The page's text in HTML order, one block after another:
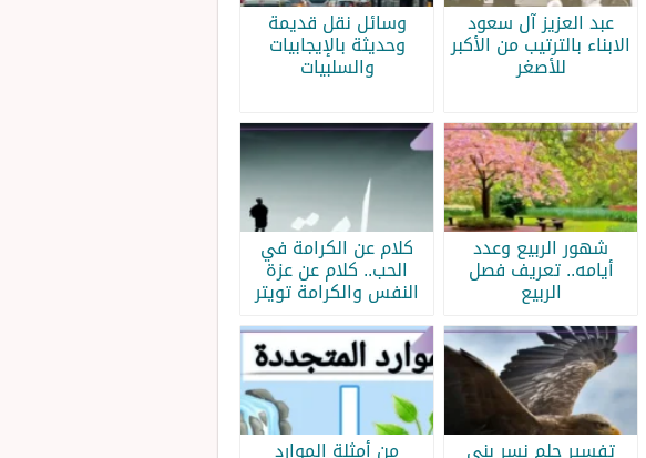
عبد العزيز آل سعود
الابناء بالترتيب من الأكبر
للأصغر
وسائل نقل قديمة
وحديثة بالإيجابيات
والسلبيات
شهور الربيع وعدد
أيامه.. تعريف فصل
الربيع
كلام عن الكرامة في
الحب.. كلام عن عزة
النفس والكرامة تويتر
تفسير حلم نسر بني من أمثلة الموارد